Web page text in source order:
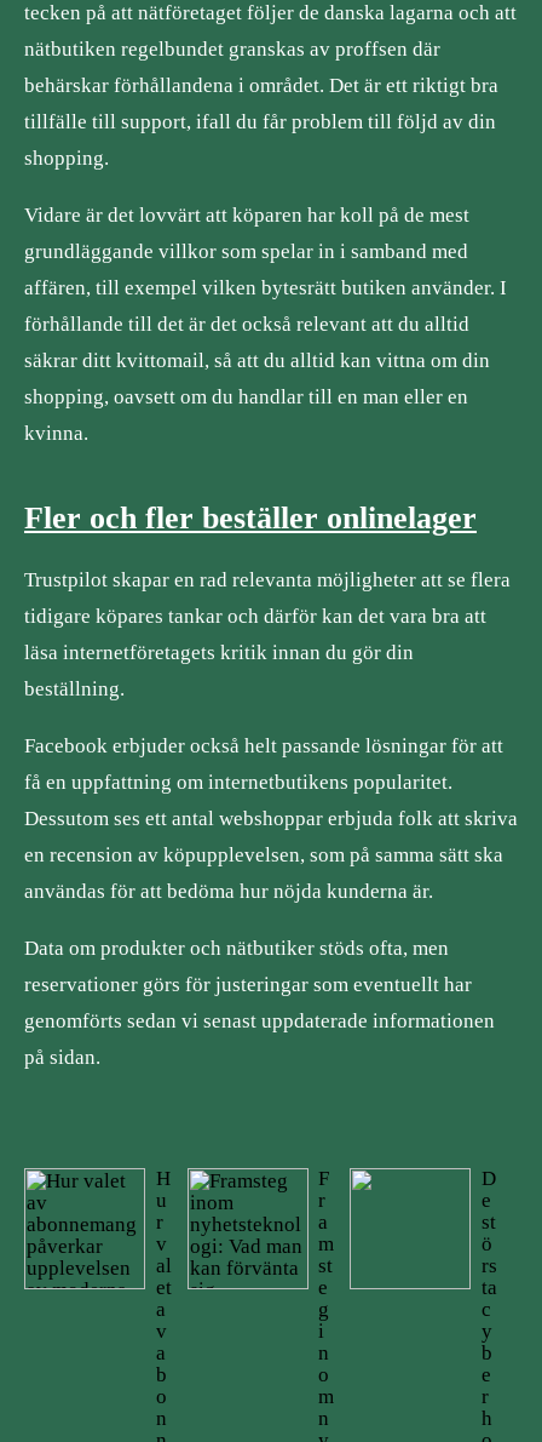
tecken på att nätföretaget följer de danska lagarna och att
nätbutiken regelbundet granskas av proffsen där
behärskar förhållandena i området. Det är ett riktigt bra
tillfälle till support, ifall du får problem till följd av din
shopping.
Vidare är det lovvärt att köparen har koll på de mest
grundläggande villkor som spelar in i samband med
affären, till exempel vilken bytesrätt butiken använder. I
förhållande till det är det också relevant att du alltid
säkrar ditt kvittomail, så att du alltid kan vittna om din
shopping, oavsett om du handlar till en man eller en
kvinna.
Fler och fler beställer onlinelager
Trustpilot skapar en rad relevanta möjligheter att se flera
tidigare köpares tankar och därför kan det vara bra att
läsa internetföretagets kritik innan du gör din
beställning.
Facebook erbjuder också helt passande lösningar för att
få en uppfattning om internetbutikens popularitet.
Dessutom ses ett antal webshoppar erbjuda folk att skriva
en recension av köpupplevelsen, som på samma sätt ska
användas för att bedöma hur nöjda kunderna är.
Data om produkter och nätbutiker stöds ofta, men
reservationer görs för justeringar som eventuellt har
genomförts sedan vi senast uppdaterade informationen
på sidan.
H
u
r
v
al
et
a
v
a
b
o
n
F
r
a
m
st
e
g
i
n
o
m
n
D
e
st
ö
rs
ta
c
y
b
e
r
h